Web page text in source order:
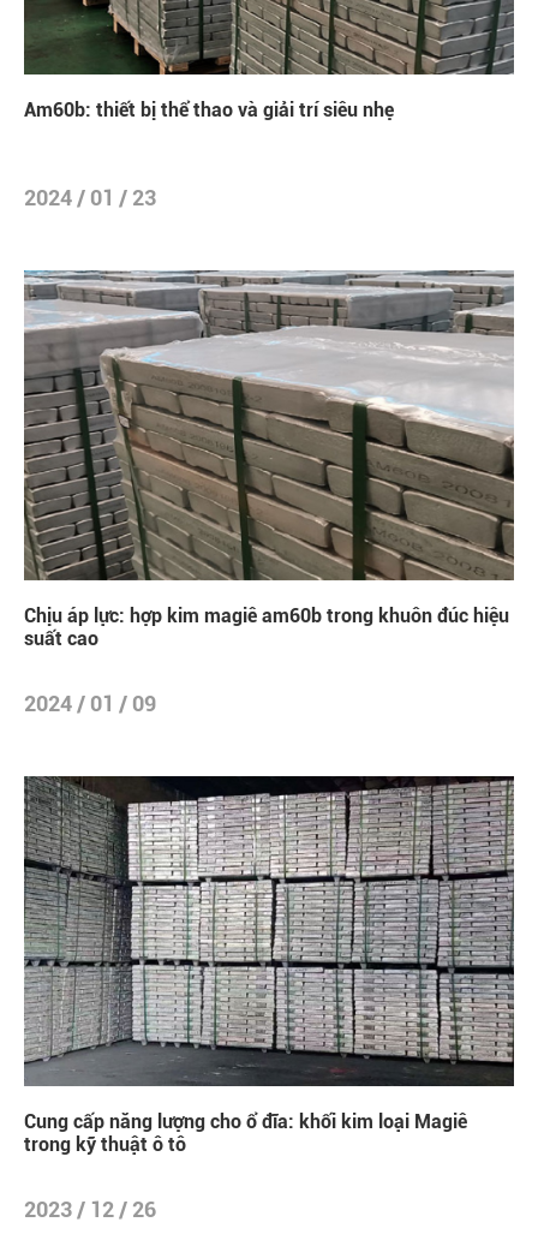
Am60b: thiết bị thể thao và giải trí siêu nhẹ
2024 / 01 / 23
Chịu áp lực: hợp kim magiê am60b trong khuôn đúc hiệu
suất cao
2024 / 01 / 09
Cung cấp năng lượng cho ổ đĩa: khối kim loại Magiê
trong kỹ thuật ô tô
2023 / 12 / 26